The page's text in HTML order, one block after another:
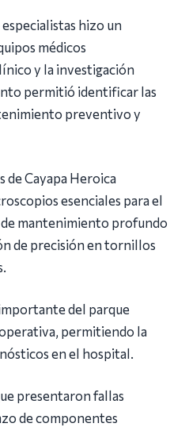
hizo un
médicos
y la investigación
permitió identificar las
preventivo y
de Cayapa Heroica
esenciales para el
mantenimiento profundo
de precisión en tornillos
del parque
permitiendo la
en el hospital.
presentaron fallas
de componentes